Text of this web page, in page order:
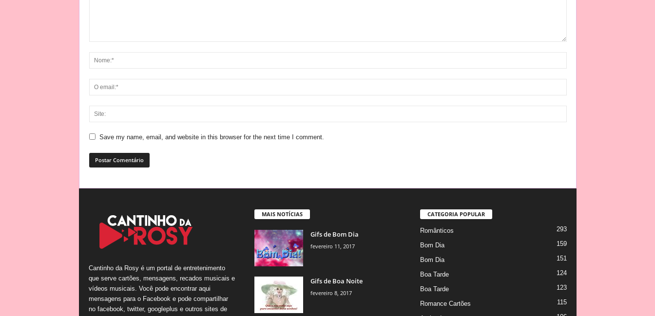
Save my name, email, and website in this browser for the next time I comment.
Cantinho da Rosy é um portal de entretenimento
que serve cartões, mensagens, recados musicais e
vídeos musicais. Você pode encontrar aqui
mensagens para o Facebook e pode compartilhar
no facebook, twitter, googleplus e outros sites de
MAIS NOTÍCIAS
Gifs de Bom Dia
fevereiro 11, 2017
Gifs de Boa Noite
fevereiro 8, 2017
CATEGORIA POPULAR
Românticos 293
Bom Dia 159
Bom Dia 151
Boa Tarde 124
Boa Tarde 123
Romance Cartões 115